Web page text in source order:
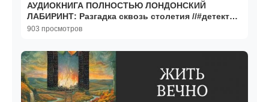
АУДИОКНИГА ПОЛНОСТЬЮ ЛОНДОНСКИЙ
ЛАБИРИНТ: Разгадка сквозь столетия //#детектив
#расследование
903 просмотров